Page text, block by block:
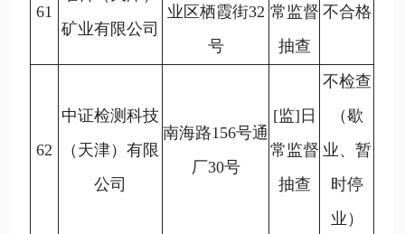
61
矿业有限公司
业区栖霞街32
号
常监督
抽查
不合格
62
中证检测科技
（天津）有限
公司
南海路156号通
厂30号
[监]日
常监督
抽查
不检查
（歇
业、暂
时停
业）